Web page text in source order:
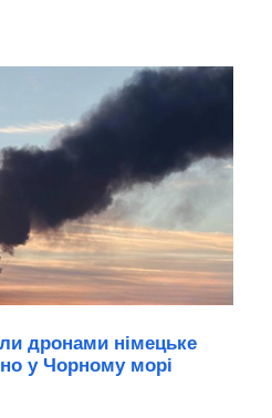
дронами німецьке
у Чорному морі